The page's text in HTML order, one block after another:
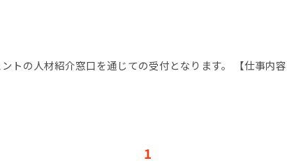
トの人材紹介窓口を通じての受付となります。 【仕事内
1